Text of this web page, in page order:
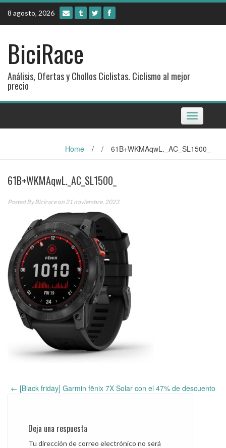
Skip
content
8 agosto, 2026
BiciRace
Análisis, Ofertas y Chollos Ciclistas. Ciclismo al mejor
precio
Toggle
navigation
Home / / 61B+WKMAqwL._AC_SL1500_
61B+WKMAqwL._AC_SL1500_
Posted ByBiciraceon 21 noviembre, 2023
Post
← [Black friday] Garmin fēnix ​​7X Solar con el 47% de descuento
Deja una respuesta
Tu dirección de correo electrónico no será